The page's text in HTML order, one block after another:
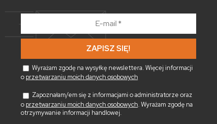
*
Wyrażam zgodę na wysyłkę newslettera. Więcej informacji
o przetwarzaniu moich danych osobowych
Zapoznałam/em się z informacjami o administratorze oraz
o przetwarzaniu moich danych osobowych. Wyrażam zgodę na
otrzymywanie informacji handlowej.